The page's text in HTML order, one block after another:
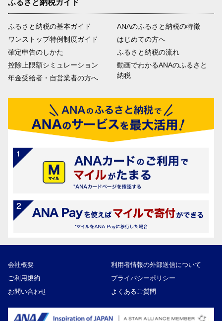
ふるさと納税ガイド
ふるさと納税の基本ガイド
ワンストップ特例制度ガイド
確定申告のしかた
控除上限額シミュレーション
年金受給者・自営業者の方へ
ANAのふるさと納税の特徴
はじめての方へ
ふるさと納税の流れ
動画でわかるANAのふるさと
納税
会社概要
利用者情報の外部送信について
ご利用規約
プライバシーポリシー
お問い合わせ
よくあるご質問